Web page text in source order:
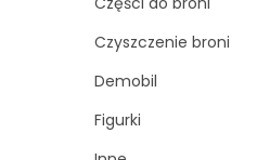
Czyszczenie broni
Demobil
Figurki